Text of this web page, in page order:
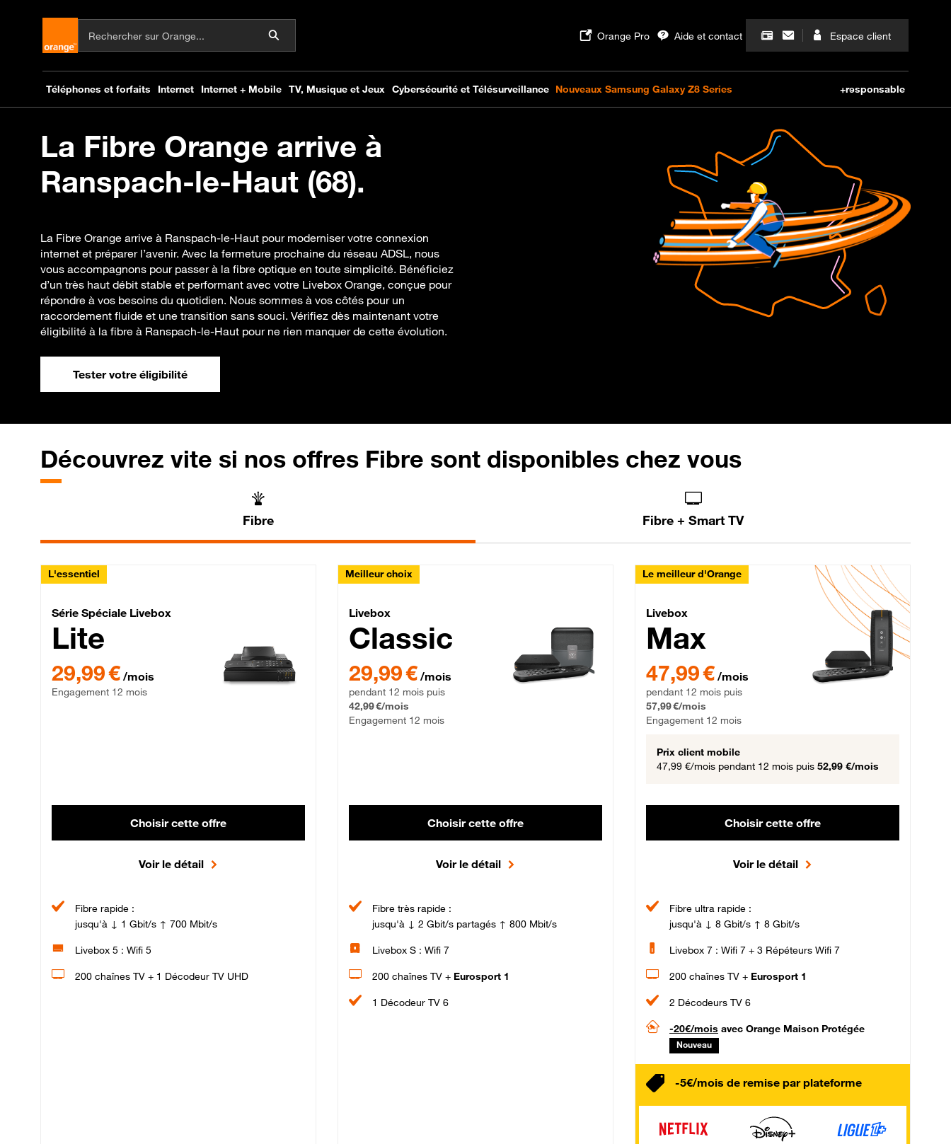
La Fibre Orange arrive à
Ranspach-le-Haut (68).
La Fibre Orange arrive à Ranspach-le-Haut pour moderniser votre connexion
internet et préparer l’avenir. Avec la fermeture prochaine du réseau ADSL, nous
vous accompagnons pour passer à la fibre optique en toute simplicité. Bénéficiez
d’un très haut débit stable et performant avec votre Livebox Orange, conçue pour
répondre à vos besoins du quotidien. Nous sommes à vos côtés pour un
raccordement fluide et une transition sans souci. Vérifiez dès maintenant votre
éligibilité à la fibre à Ranspach-le-Haut pour ne rien manquer de cette évolution.
Tester votre éligibilité
Découvrez vite si nos offres Fibre sont disponibles chez vous
Fibre Fibre + Smart TV
L'essentiel
Série Spéciale Livebox Lite Fibre
Série Spéciale Livebox
Lite
29,99 € par mois , Engagement 12 mois
29,99 € /mois
Engagement 12 mois
Choisir cette offre
Voir le détail
Fibre rapide :
jusqu'à ↓ 1 Gbit/s ↑ 700 Mbit/s
Livebox 5 : Wifi 5
200 chaînes TV + 1 Décodeur TV UHD
Meilleur choix
Livebox Classic Fibre
Livebox
Classic
29,99 € par mois pendant 12 mois puis 42,99 € par mois, Engagement 12 mois
29,99 € /mois
pendant 12 mois puis
42,99 €/mois
Engagement 12 mois
Choisir cette offre
Voir le détail
Fibre très rapide :
jusqu'à ↓ 2 Gbit/s partagés ↑ 800 Mbit/s
Livebox S : Wifi 7
200 chaînes TV + Eurosport 1
1 Décodeur TV 6
Le meilleur d'Orange
Livebox Max Fibre
Livebox
Max
47,99 € par mois pendant 12 mois puis 57,99 € par mois,
47,99 € /mois
pendant 12 mois puis
57,99 €/mois
Engagement 12 mois
Prix client mobile
47,99 €/mois pendant 12 mois puis 52,99 €/mois
Choisir cette offre
Voir le détail
Fibre ultra rapide :
jusqu'à ↓ 8 Gbit/s ↑ 8 Gbit/s
Livebox 7 : Wifi 7 + 3 Répéteurs Wifi 7
200 chaînes TV + Eurosport 1
2 Décodeurs TV 6
-20€/mois avec Orange Maison Protégée
Nouveau
-5€/mois de remise par plateforme